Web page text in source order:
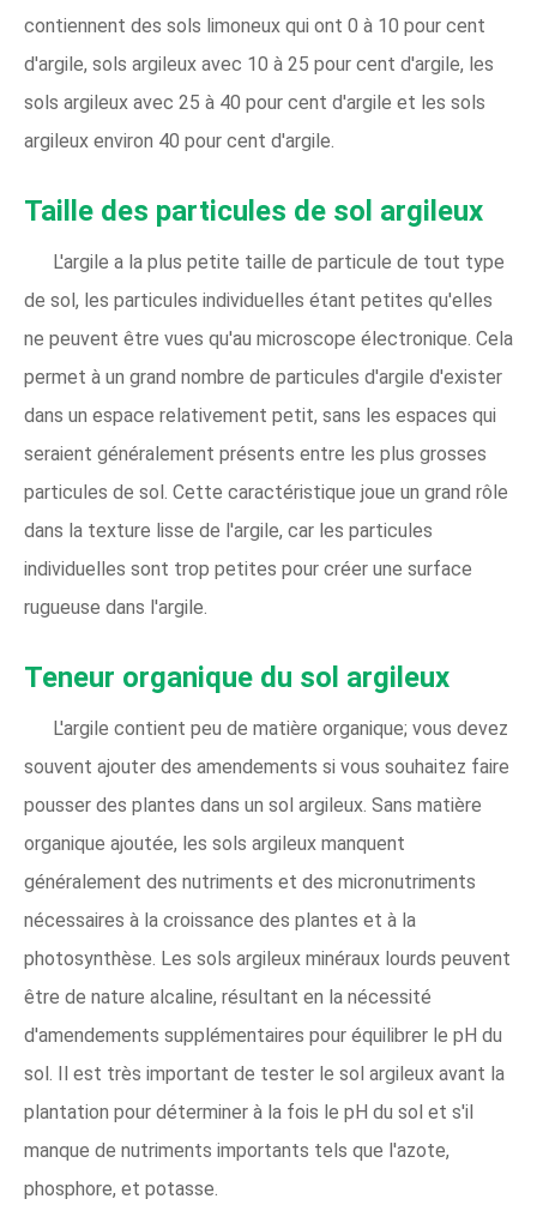
contiennent des sols limoneux qui ont 0 à 10 pour cent
d'argile, sols argileux avec 10 à 25 pour cent d'argile, les
sols argileux avec 25 à 40 pour cent d'argile et les sols
argileux environ 40 pour cent d'argile.
Taille des particules de sol argileux
L'argile a la plus petite taille de particule de tout type
de sol, les particules individuelles étant petites qu'elles
ne peuvent être vues qu'au microscope électronique. Cela
permet à un grand nombre de particules d'argile d'exister
dans un espace relativement petit, sans les espaces qui
seraient généralement présents entre les plus grosses
particules de sol. Cette caractéristique joue un grand rôle
dans la texture lisse de l'argile, car les particules
individuelles sont trop petites pour créer une surface
rugueuse dans l'argile.
Teneur organique du sol argileux
L'argile contient peu de matière organique; vous devez
souvent ajouter des amendements si vous souhaitez faire
pousser des plantes dans un sol argileux. Sans matière
organique ajoutée, les sols argileux manquent
généralement des nutriments et des micronutriments
nécessaires à la croissance des plantes et à la
photosynthèse. Les sols argileux minéraux lourds peuvent
être de nature alcaline, résultant en la nécessité
d'amendements supplémentaires pour équilibrer le pH du
sol. Il est très important de tester le sol argileux avant la
plantation pour déterminer à la fois le pH du sol et s'il
manque de nutriments importants tels que l'azote,
phosphore, et potasse.